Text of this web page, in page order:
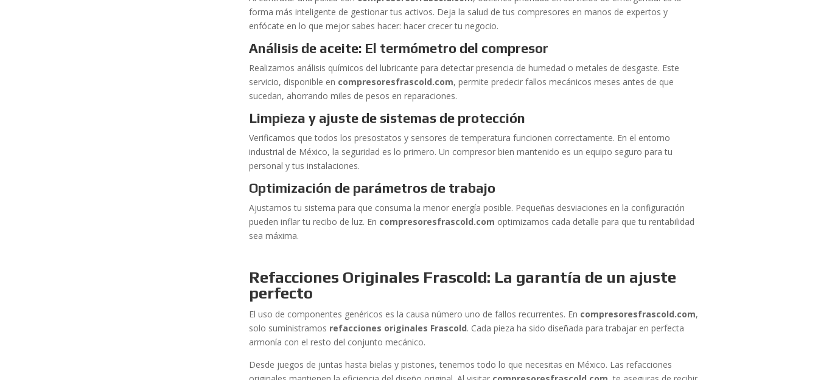
forma más inteligente de gestionar tus activos. Deja la salud de tus compresores en manos de expertos y
enfócate en lo que mejor sabes hacer: hacer crecer tu negocio.
Análisis de aceite: El termómetro del compresor
Realizamos análisis químicos del lubricante para detectar presencia de humedad o metales de desgaste. Este
servicio, disponible en compresoresfrascold.com, permite predecir fallos mecánicos meses antes de que
sucedan, ahorrando miles de pesos en reparaciones.
Limpieza y ajuste de sistemas de protección
Verificamos que todos los presostatos y sensores de temperatura funcionen correctamente. En el entorno
industrial de México, la seguridad es lo primero. Un compresor bien mantenido es un equipo seguro para tu
personal y tus instalaciones.
Optimización de parámetros de trabajo
Ajustamos tu sistema para que consuma la menor energía posible. Pequeñas desviaciones en la configuración
pueden inflar tu recibo de luz. En compresoresfrascold.com optimizamos cada detalle para que tu rentabilidad
sea máxima.
Refacciones Originales Frascold: La garantía de un ajuste
perfecto
El uso de componentes genéricos es la causa número uno de fallos recurrentes. En compresoresfrascold.com,
solo suministramos refacciones originales Frascold. Cada pieza ha sido diseñada para trabajar en perfecta
armonía con el resto del conjunto mecánico.
Desde juegos de juntas hasta bielas y pistones, tenemos todo lo que necesitas en México. Las refacciones